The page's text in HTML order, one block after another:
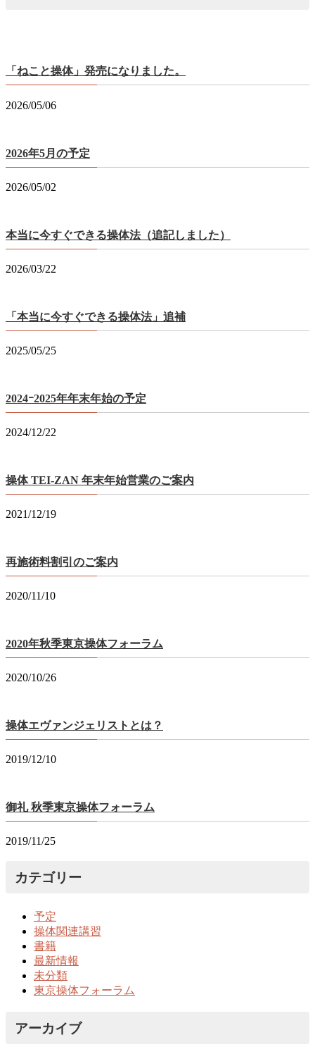
「ねこと操体」発売になりました。
2026/05/06
2026年5月の予定
2026/05/02
本当に今すぐできる操体法（追記しました）
2026/03/22
「本当に今すぐできる操体法」追補
2025/05/25
2024ｰ2025年年末年始の予定
2024/12/22
操体 TEI-ZAN 年末年始営業のご案内
2021/12/19
再施術料割引のご案内
2020/11/10
2020年秋季東京操体フォーラム
2020/10/26
操体エヴァンジェリストとは？
2019/12/10
御礼 秋季東京操体フォーラム
2019/11/25
カテゴリー
予定
操体関連講習
書籍
最新情報
未分類
東京操体フォーラム
アーカイブ